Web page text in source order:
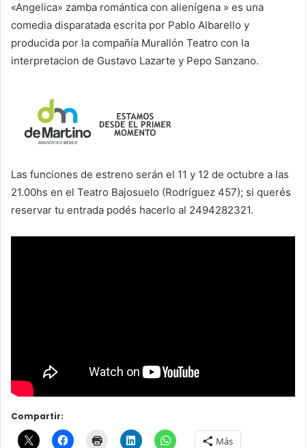
«Angelica» zamba romántica con alienígena » es una
comedia disparatada escrita por Pablo Albarello y
producida por la compañía Murallón Teatro con la
interpretacion de Gustavo Lazarte y Pepo Sanzano.
Las funciones de estreno serán el 11 y 12 de octubre a las
21.00hs en el Teatro Bajosuelo (Rodríguez 457); si querés
reservar tu entrada podés hacerlo al 2494282321.
Compartir:
Más